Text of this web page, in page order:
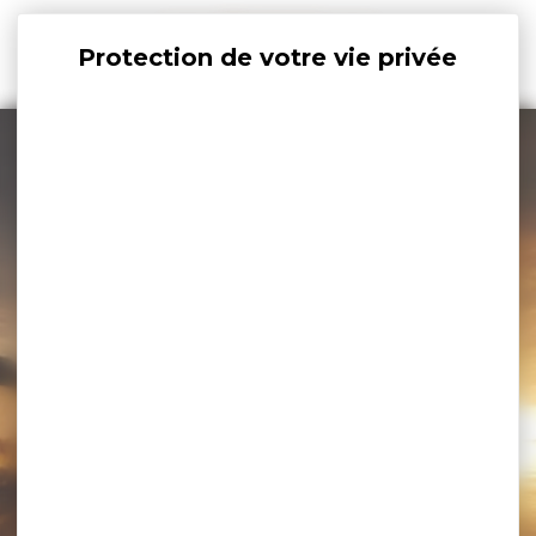
Panneau de gestion des cookies